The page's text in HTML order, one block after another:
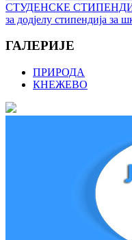
СТУДЕНСКЕ
за додјелу стипендија за
ГАЛЕРИЈЕ
ПРИРОДА
КНЕЖЕВО